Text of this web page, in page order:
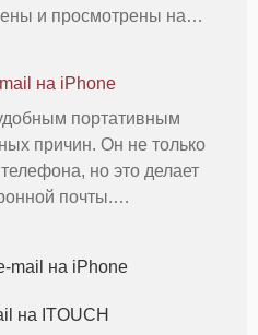
и просмотрены на
на iPhone
портативным
причин. Он не только
но это делает
почты.
При испол
mail на iPhone
на ITOUCH